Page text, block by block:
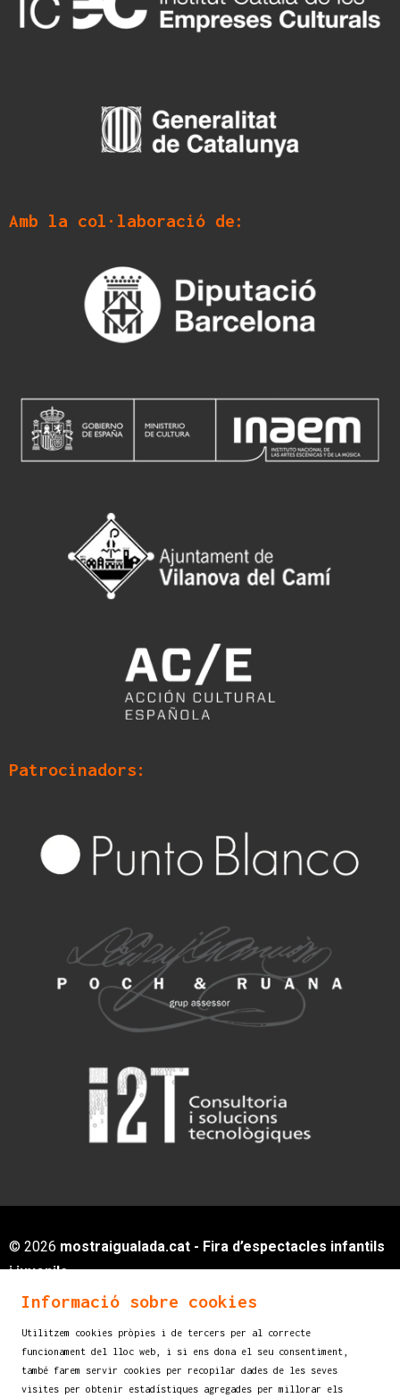
Amb la col·laboració de:
Patrocinadors:
© 2026 mostraigualada.cat - Fira d’espectacles infantils
i juvenils
Servei de Cultura - Ajuntament d'Igualada
08700 IGUALADA (Barcelona)
info@mostraigualada.cat
Informació sobre cookies
Utilitzem cookies pròpies i de tercers per al correcte
funcionament del lloc web, i si ens dona el seu consentiment,
també farem servir cookies per recopilar dades de les seves
visites per obtenir estadístiques agregades per millorar els